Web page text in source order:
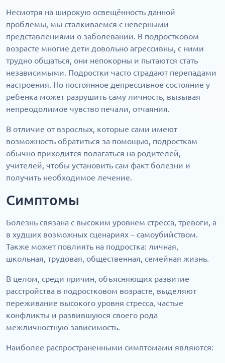
Несмотря на широкую освещённость данной
проблемы, мы сталкиваемся с неверными
представлениями о заболевании. В подростковом
возрасте многие дети довольно агрессивны, с ними
трудно общаться, они непокорны и пытаются стать
независимыми. Подростки часто страдают перепадами
настроения. Но постоянное депрессивное состояние у
ребенка может разрушить саму личность, вызывая
непреодолимое чувство печали, отчаяния.
В отличие от взрослых, которые сами имеют
возможность обратиться за помощью, подросткам
обычно приходится полагаться на родителей,
учителей, чтобы установить сам факт болезни и
получить необходимое лечение.
Симптомы
Болезнь связана с высоким уровнем стресса, тревоги, а
в худших возможных сценариях – самоубийством.
Также может повлиять на подростка: личная,
школьная, трудовая, общественная, семейная жизнь.
В целом, среди причин, объясняющих развитие
расстройства в подростковом возрасте, выделяют
переживание высокого уровня стресса, частые
конфликты и развившуюся своего рода
межличностную зависимость.
Наиболее распространенными симптомами являются: